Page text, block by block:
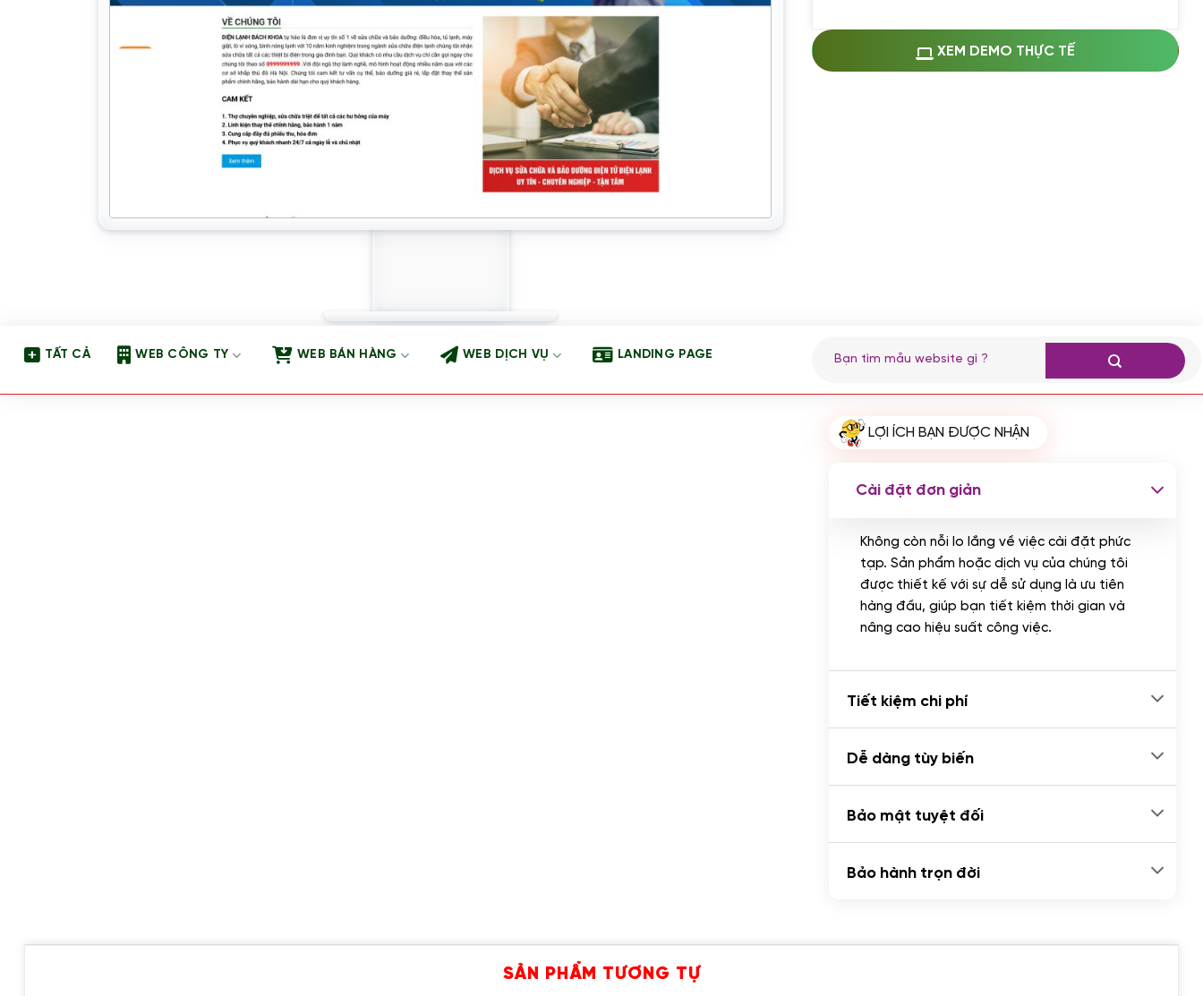
Thay logo + thông tin doanh nghiệp
(+100.000 VND)
Cài đặt plugin theo yêu cầu
(+100.000 VND)
qua ngân hàng vietcombank,
XEM DEMO THỰC TẾ
TẤT CẢ WEB CÔNG TY WEB BÁN HÀNG WEB DỊCH VỤ LANDING PAGE
kiếm:
LỢI ÍCH BẠN ĐƯỢC NHẬN
Cài đặt đơn giản
Không còn nỗi lo lắng về việc cài đặt phức
tạp. Sản phẩm hoặc dịch vụ của chúng tôi
được thiết kế với sự dễ sử dụng là ưu tiên
hàng đầu, giúp bạn tiết kiệm thời gian và
nâng cao hiệu suất công việc.
Tiết kiệm chi phí
Dễ dàng tùy biến
Bảo mật tuyệt đối
Bảo hành trọn đời
SẢN PHẨM TƯƠNG TỰ